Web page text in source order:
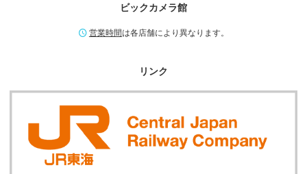
ビックカメラ館
営業時間は各店舗により異なります。
リンク